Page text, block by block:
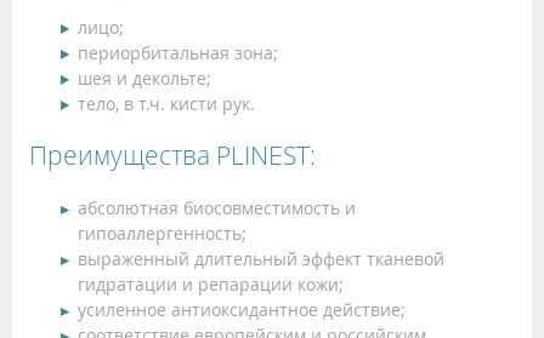
лицо;
периорбитальная зона;
шея и декольте;
тело, в т.ч. кисти рук.
Преимущества PLINEST:
абсолютная биосовместимость и
гипоаллергенность;
выраженный длительный эффект тканевой
гидратации и репарации кожи;
усиленное антиоксидантное действие;